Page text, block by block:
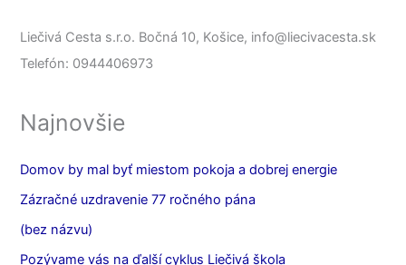
Liečivá Cesta s.r.o. Bočná 10, Košice, info@liecivacesta.sk
Telefón: 0944406973
Najnovšie
Domov by mal byť miestom pokoja a dobrej energie
Zázračné uzdravenie 77 ročného pána
(bez názvu)
Pozývame vás na ďalší cyklus Liečivá škola